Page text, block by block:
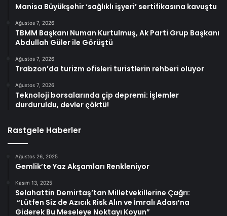
Manisa Büyükşehir ‘sağlıklı işyeri’ sertifikasına kavuştu
Ağustos 7, 2026
TBMM Başkanı Numan Kurtulmuş, Ak Parti Grup Başkanı
Abdullah Güler ile Görüştü
Ağustos 7, 2026
Trabzon’da turizm ofisleri turistlerin rehberi oluyor
Ağustos 7, 2026
Teknoloji borsalarında çip depremi: İşlemler
durduruldu, devler çöktü!
Rastgele Haberler
Ağustos 26, 2025
Gemlik’te Yaz Akşamları Renkleniyor
Kasım 13, 2025
Selahattin Demirtaş’tan Milletvekillerine Çağrı:
“Lütfen Siz de Azıcık Risk Alın ve İmralı Adası’na
Giderek Bu Meseleye Noktayı Koyun”